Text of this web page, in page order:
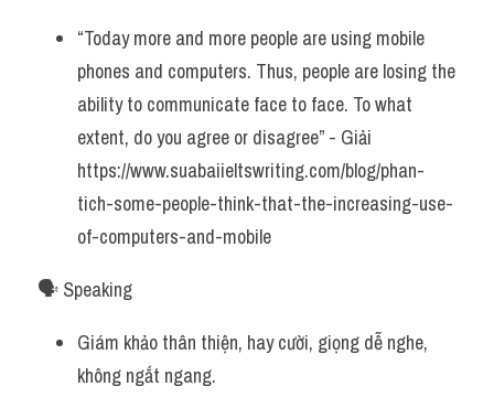
“Today more and more people are using mobile
phones and computers. Thus, people are losing the
ability to communicate face to face. To what
extent, do you agree or disagree” - Giải
https://www.suabaiieltswriting.com/blog/phan-
tich-some-people-think-that-the-increasing-use-
of-computers-and-mobile
🗣️ Speaking
Giám khảo thân thiện, hay cười, giọng dễ nghe,
không ngắt ngang.